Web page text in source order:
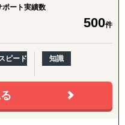
事業戦略再構築、撤退ま
ーズをワンストップでサ
人事の専門家を各国で内
ティングファームにはな
ポート実績数
500件
ピード 知識